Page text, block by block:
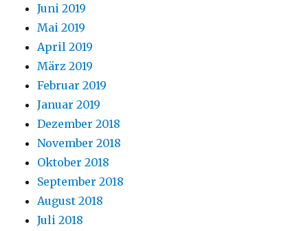
Juni 2019
Mai 2019
April 2019
März 2019
Februar 2019
Januar 2019
Dezember 2018
November 2018
Oktober 2018
September 2018
August 2018
Juli 2018